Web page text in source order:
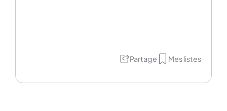
Partage Mes listes